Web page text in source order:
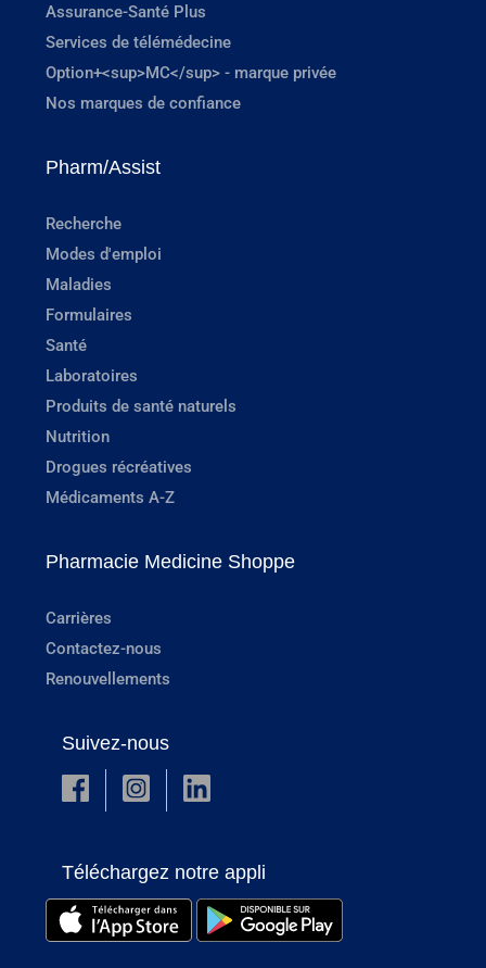
Assurance-Santé Plus
Services de télémédecine
Option+<sup>MC</sup> - marque privée
Nos marques de confiance
Pharm/Assist
Recherche
Modes d'emploi
Maladies
Formulaires
Santé
Laboratoires
Produits de santé naturels
Nutrition
Drogues récréatives
Médicaments A-Z
Pharmacie Medicine Shoppe
Carrières
Contactez-nous
Renouvellements
Suivez-nous
Téléchargez notre appli